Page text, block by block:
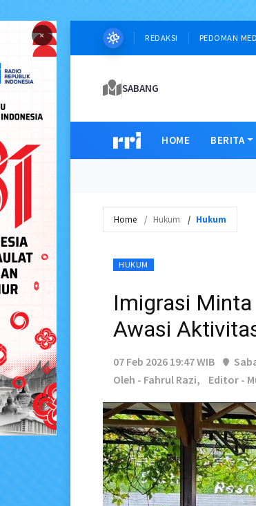
× REDAKSI PEDOMAN
SABANG
HOME BERITA
Home Hukum Hukum
HUKUM
Imigrasi
Awasi
07 Feb 2026 19:47 WIB
Oleh - Fahrul Razi,
Editor -